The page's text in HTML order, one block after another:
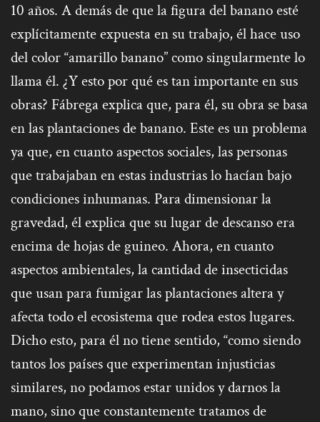
10 años. A demás de que la figura del banano esté
explícitamente expuesta en su trabajo, él hace uso
del color “amarillo banano” como singularmente lo
llama él. ¿Y esto por qué es tan importante en sus
obras? Fábrega explica que, para él, su obra se basa
en las plantaciones de banano. Este es un problema
ya que, en cuanto aspectos sociales, las personas
que trabajaban en estas industrias lo hacían bajo
condiciones inhumanas. Para dimensionar la
gravedad, él explica que su lugar de descanso era
encima de hojas de guineo. Ahora, en cuanto
aspectos ambientales, la cantidad de insecticidas
que usan para fumigar las plantaciones altera y
afecta todo el ecosistema que rodea estos lugares.
Dicho esto, para él no tiene sentido, “como siendo
tantos los países que experimentan injusticias
similares, no podamos estar unidos y darnos la
mano, sino que constantemente tratamos de